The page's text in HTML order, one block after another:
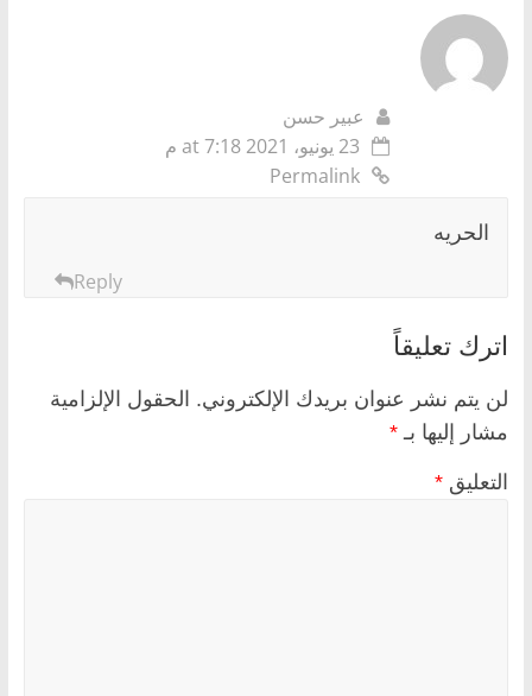
عبير حسن
23 يونيو، 2021 at 7:18 م
Permalink
الحريه
Reply
اترك تعليقاً
لن يتم نشر عنوان بريدك الإلكتروني. الحقول الإلزامية
مشار إليها بـ *
التعليق *